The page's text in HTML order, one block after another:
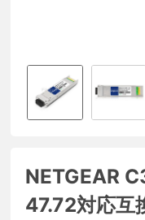
NETGEAR
47.72対応互